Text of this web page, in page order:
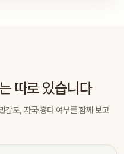
따로 있습니다
감도, 자국·흉터 여부를 함께 보고